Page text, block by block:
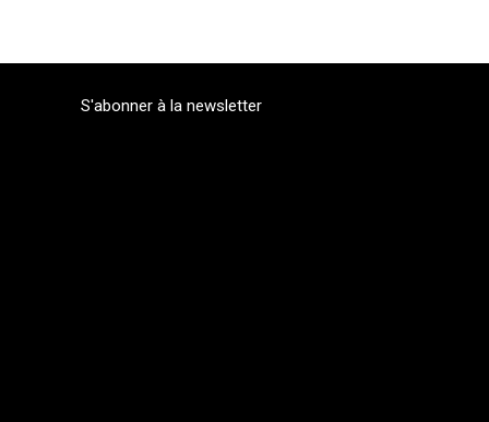
S'abonner à la newsletter